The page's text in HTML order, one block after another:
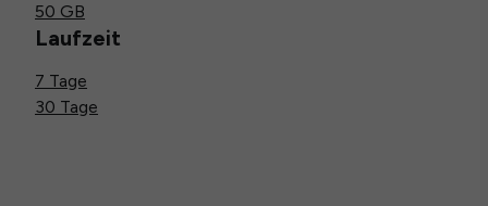
50 GB
Laufzeit
7 Tage
30 Tage